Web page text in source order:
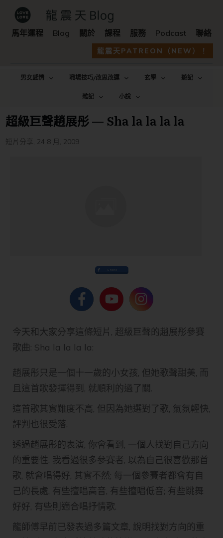
馬年運程 Blog 關於 課程 服務 Podcast 聯絡
龍震天PATREON（NEW）！
男女感情 職場技巧/改思改運 玄學
遊記
雜記
小說
超級巨聲趙展彤 — Sha la la la la
短片分享, 24 8 月, 2009
Share
今天和大家分享這條短片, 超級巨聲的趙展彤參賽
歌曲: Sha la la la la:
趙展彤只是一個十一歲的小女孩, 但她歌聲甜美, 而
且這首歌發揮得到, 就順利的過了關.
這首歌其實難度不高, 但因為她選對了歌, 氣氛輕快,
評判也很受落.
透過趙展彤的表演, 你會看到, 一個人找對自己方向
的重要性. 我看過很多參賽者, 以為自己很喜歡那首
歌, 就會唱得好, 其實不然; 每一個參賽者都會有自
己的長處, 有些擅唱高音, 有些擅唱低音; 有些跳舞
好好, 有些則適合唱抒情歌.
龍師傅早前已發表過多篇文章, 說明找對方向的重